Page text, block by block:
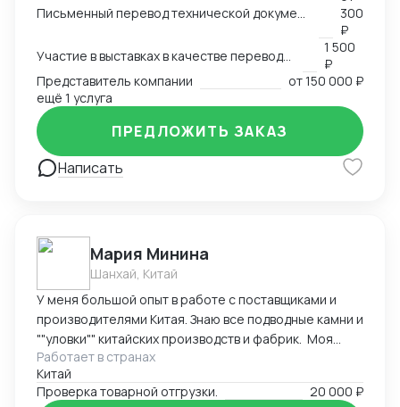
Письменный перевод технической документации, счетов, сертификатов, MSDS и любых других документов
300
₽
1 500
₽
Представитель компании
от150 000 ₽
ещё 1 услуга
Написать
ПРЕДЛОЖИТЬ ЗАКАЗ
Мария Минина
Шанхай, Китай
У меня большой опыт в работе с поставщиками и
производителями Китая. Знаю все подводные камни и
""уловки"" китайских производств и фабрик. Моя
основная задача заключается в проверке отгрузки
товаров на соответствие договору и контроле
качества и количества товаров при отгрузке. Я также
Работает в странах
Китай
Проверка товарной отгрузки.
20 000 ₽